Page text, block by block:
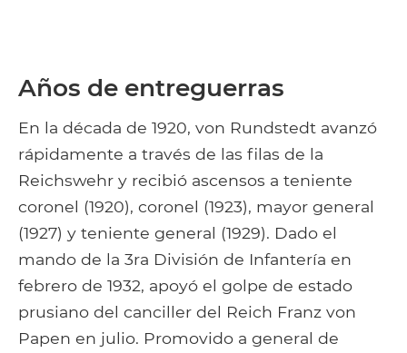
Años de entreguerras
En la década de 1920, von Rundstedt avanzó
rápidamente a través de las filas de la
Reichswehr y recibió ascensos a teniente
coronel (1920), coronel (1923), mayor general
(1927) y teniente general (1929). Dado el
mando de la 3ra División de Infantería en
febrero de 1932, apoyó el golpe de estado
prusiano del canciller del Reich Franz von
Papen en julio. Promovido a general de